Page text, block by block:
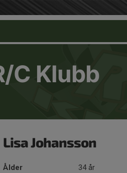
C Klubb
Lisa Johansson
Ålder 34 år